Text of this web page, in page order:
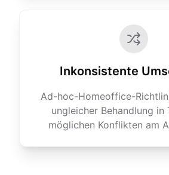
Inkonsistente
Ad-hoc-Homeoffice-
ungleicher Behandlung in
möglichen Konflikten am